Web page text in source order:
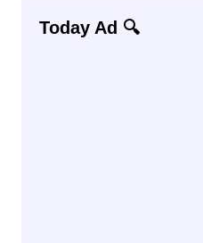
Today Ad 🔍